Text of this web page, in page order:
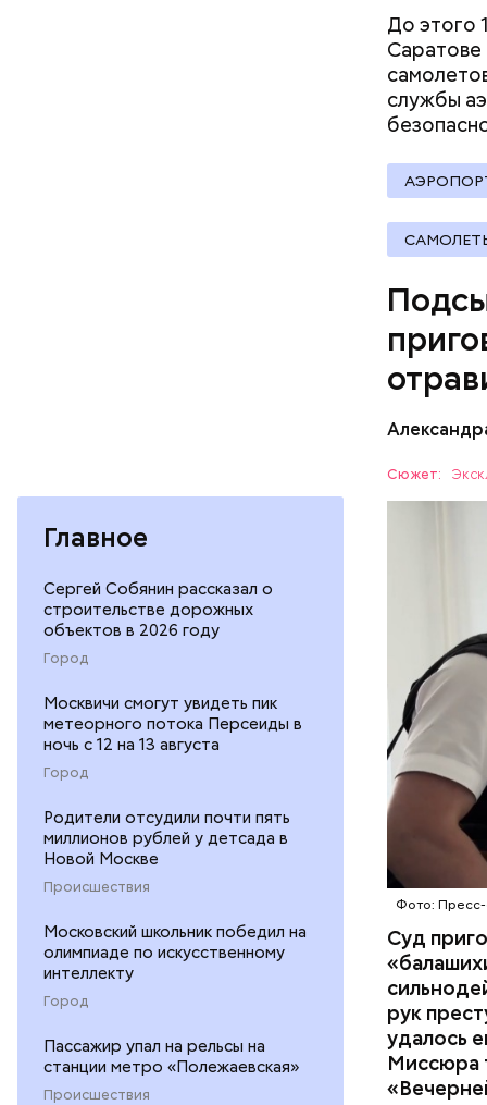
Главное
Сергей Собянин рассказал о
строительстве дорожных
объектов в 2026 году
Город
Москвичи смогут увидеть пик
метеорного потока Персеиды в
ночь с 12 на 13 августа
Город
Родители отсудили почти пять
миллионов рублей у детсада в
Новой Москве
Происшествия
Московский школьник победил на
олимпиаде по искусственному
интеллекту
Город
Пассажир упал на рельсы на
станции метро «Полежаевская»
Происшествия
До этого
Саратове
службы
Сюжет:
Фото: Пресс-
Суд
рук
удалось
Миссюра
Все
изъятой
Видео:
По
—
меры к